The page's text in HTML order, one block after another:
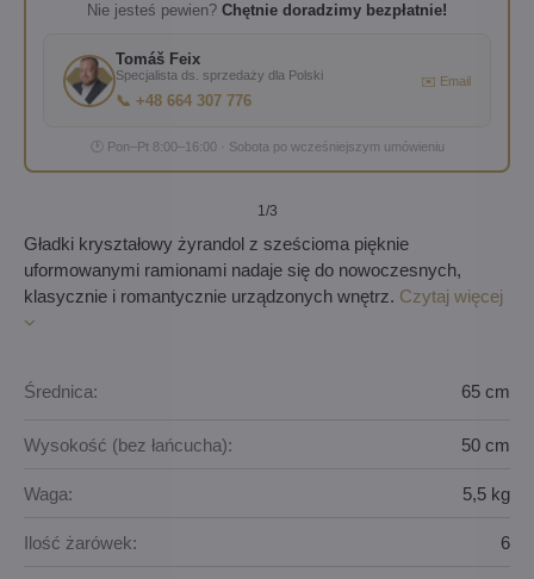
Nie jesteś pewien? Chętnie doradzimy bezpłatnie!
Tomáš Feix
Specjalista ds. sprzedaży dla Polski
📞 +48 664 307 776
✉️ Email
🕐 Pon–Pt 8:00–16:00 · Sobota po wcześniejszym umówieniu
1/3
Gładki kryształowy żyrandol z sześcioma pięknie
uformowanymi ramionami nadaje się do nowoczesnych,
klasycznie i romantycznie urządzonych wnętrz. Czytaj więcej
Średnica: 65 cm
Wysokość (bez łańcucha): 50 cm
Waga: 5,5 kg
Ilość żarówek: 6